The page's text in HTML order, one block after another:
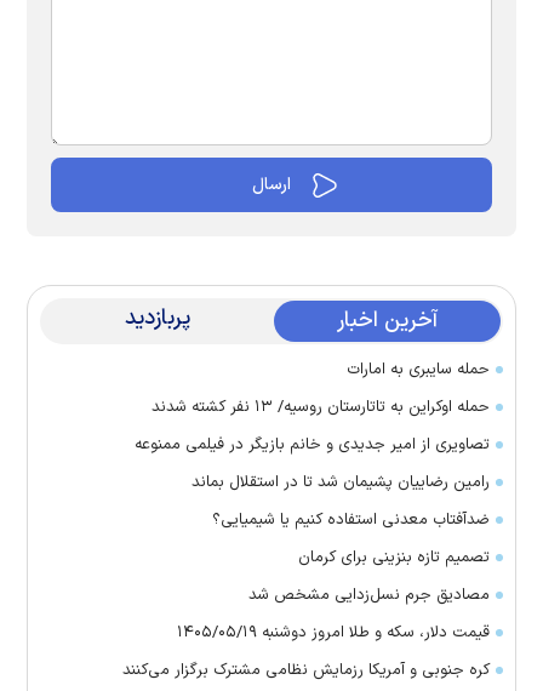
آخرین اخبار پربازدید
حمله سایبری به امارات
حمله اوکراین به تاتارستان روسیه/ ۱۳ نفر کشته شدند
تصاویری از امیر جدیدی و خانم بازیگر در فیلمی ممنوعه
رامین رضاییان پشیمان شد تا در استقلال بماند
ضدآفتاب معدنی استفاده کنیم یا شیمیایی؟
تصمیم تازه بنزینی برای کرمان
مصادیق جرم نسل‌زدایی مشخص شد
قیمت دلار، سکه و طلا امروز دوشنبه ۱۴۰۵/۰۵/۱۹
کره جنوبی و آمریکا رزمایش نظامی مشترک برگزار می‌کنند